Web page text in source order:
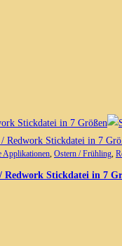
Applikationen, Ostern / Frühling,
Redwork Stickdatei in 7